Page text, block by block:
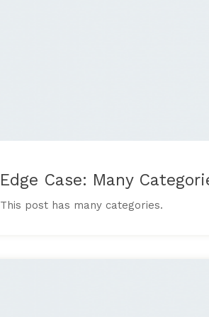
Edge Case: Many
This post has many categories.